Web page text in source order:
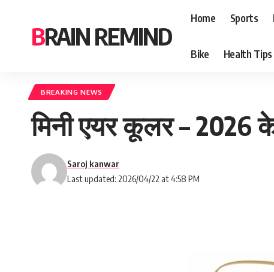
BRAIN REMIND
Home Sports
Bike Health Tips
BREAKING NEWS
मिनी एयर कूलर – 2026
Last updated: 2026/04/22 at 4:58 PM
Saroj kanwar